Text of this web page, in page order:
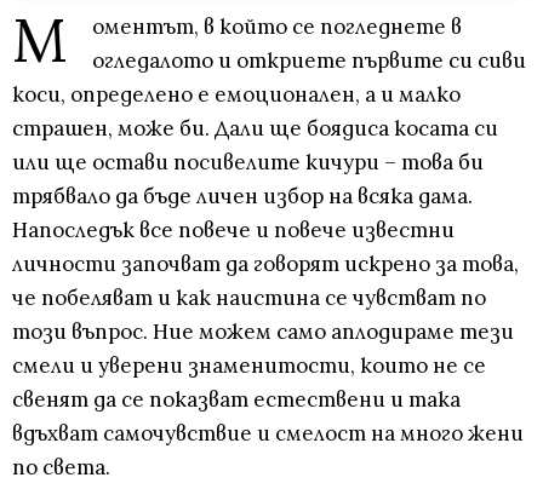
М
оментът, в който се погледнете в
огледалото и откриете първите си сиви
коси, определено е емоционален, а и малко
страшен, може би. Дали ще боядиса косата си
или ще остави посивелите кичури – това би
трябвало да бъде личен избор на всяка дама.
Напоследък все повече и повече известни
личности започват да говорят искрено за това,
че побеляват и как наистина се чувстват по
този въпрос. Ние можем само аплодираме тези
смели и уверени знаменитости, които не се
свенят да се показват естествени и така
вдъхват самочувствие и смелост на много жени
по света.